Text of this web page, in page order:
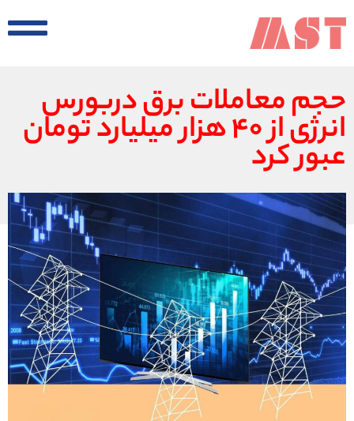
حجم معاملات برق دربورس
انرژی از ۴۰ هزار میلیارد تومان
عبور کرد